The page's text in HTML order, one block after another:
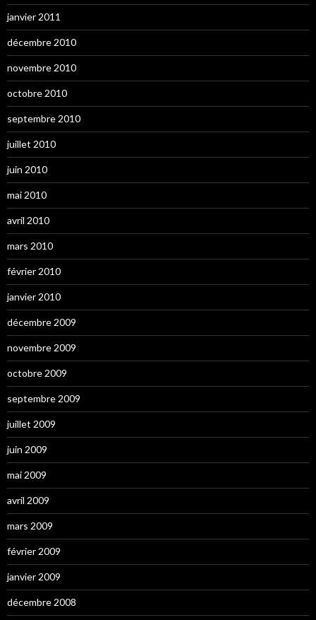
janvier 2011
décembre 2010
novembre 2010
octobre 2010
septembre 2010
juillet 2010
juin 2010
mai 2010
avril 2010
mars 2010
février 2010
janvier 2010
décembre 2009
novembre 2009
octobre 2009
septembre 2009
juillet 2009
juin 2009
mai 2009
avril 2009
mars 2009
février 2009
janvier 2009
décembre 2008